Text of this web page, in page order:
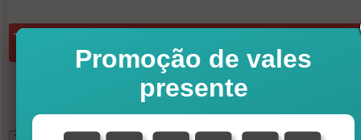
Promoção de vales
presente